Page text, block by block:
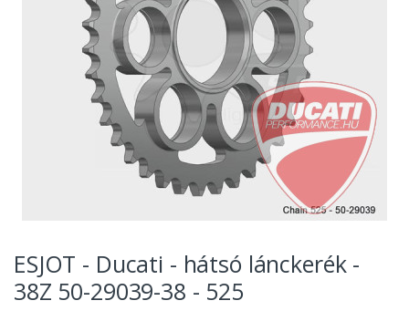
ESJOT - Ducati - hátsó lánckerék -
38Z 50-29039-38 - 525